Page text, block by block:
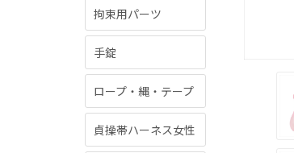
拘束用パーツ
手錠
ロープ・縄・テープ
貞操帯ハーネス女性